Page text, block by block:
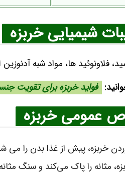
شیمیایی خربزه
فلاونوئید ها، مواد شبه
فواید خربزه برای تقویت
عمومی خربزه
خربزه، پیش از غذا بدن را می‌
مثانه را پاک می‌کند و سنگ